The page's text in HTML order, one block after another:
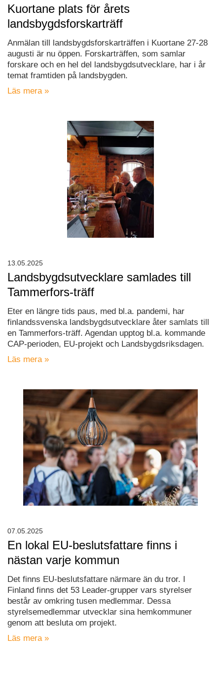
Kuortane plats för årets
landsbygdsforskarträff
Anmälan till landsbygdsforskarträffen i Kuortane 27-28
augusti är nu öppen. Forskarträffen, som samlar
forskare och en hel del landsbygdsutvecklare, har i år
temat framtiden på landsbygden.
Läs mera »
Landsbygdsutvecklare samlades till
Tammerfors-träff
Eter en längre tids paus, med bl.a. pandemi, har
finlandssvenska landsbygdsutvecklare åter samlats till
en Tammerfors-träff. Agendan upptog bl.a. kommande
CAP-perioden, EU-projekt och Landsbygdsriksdagen.
Läs mera »
13.05.2025
En lokal EU-beslutsfattare finns i
nästan varje kommun
Det finns EU-beslutsfattare närmare än du tror. I
Finland finns det 53 Leader-grupper vars styrelser
består av omkring tusen medlemmar. Dessa
styrelsemedlemmar utvecklar sina hemkommuner
genom att besluta om projekt.
Läs mera »
07.05.2025